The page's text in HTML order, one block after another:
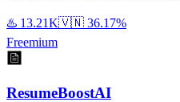
♨️ 13.21K🇻🇳 36.17%
Freemium
ResumeBoostAI